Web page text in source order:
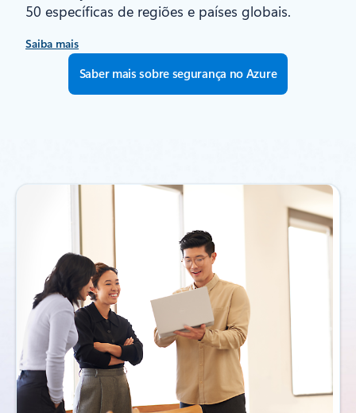
50 específicas de regiões e países globais.
Saiba mais
Saber mais sobre segurança no Azure